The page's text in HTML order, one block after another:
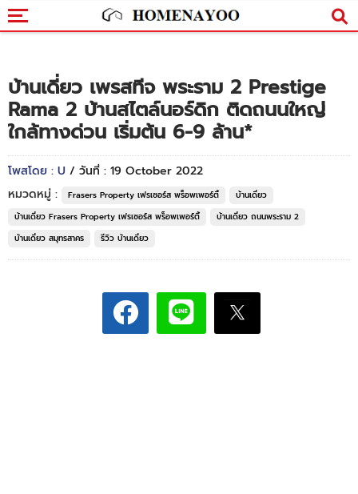
บ้านเดี่ยว เพรสทีจ พระราม 2 Prestige
Rama 2 บ้านสไตล์นอร์ดิก ติดถนนใหญ่
ใกล้ทางด่วน เริ่มต้น 6-9 ล้าน*
โพสโดย : U / วันที่ : 19 October 2022
หมวดหมู่ :
Frasers Property เฟรเซอร์ส พร็อพเพอร์ตี้
บ้านเดี่ยว
บ้านเดี่ยว Frasers Property เฟรเซอร์ส พร็อพเพอร์ตี้
บ้านเดี่ยว ถนนพระราม 2
บ้านเดี่ยว สมุทรสาคร
รีวิว บ้านเดี่ยว